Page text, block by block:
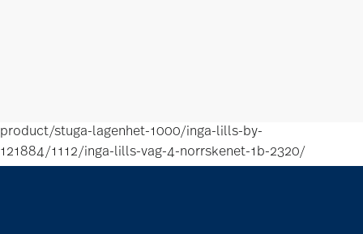
product/stuga-lagenhet-1000/inga-lills-by-
121884/1112/inga-lills-vag-4-norrskenet-1b-2320/